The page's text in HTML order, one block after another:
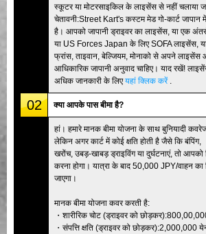
टोक्यो शिबुया एनेक्स
टोक्यो असाकुसा
ओकिनावा
स्कूटर या मोटरसाइकिल के लाइसेंस से नहीं चलाया
चेतावनी:Street Kart's कस्टम मेड गो-कार्ट जापान
है। आपको जापानी ड्राइवर का लाइसेंस, या एक
या US Forces Japan के लिए SOFA लाइसेंस, या
फ्रांस, ताइवान, बेल्जियम, मोनाको से अपने
आधिकारिक जापानी अनुवाद चाहिए। याद रखें!
अधिक जानकारी के लिएयहां क्लिक करें.
02 क्या आपके पास बीमा है?
हां। हमारे मानक बीमा योजना के साथ बुनियादी
लेकिन अगर कार्ट में कोई क्षति होती है जैसे कि बंपिंग,
खरोंच, उबड़-खाबड़ ड्राइविंग या दुर्घटनाएं, तो
करना होगा। यात्रा के बाद 50,000 JPY/वाहन का
जाएगा।
मानक बीमा योजना कवर करती है:
・शारीरिक चोट (ड्राइवर को
・संपत्ति क्षति (ड्राइवर को छोड़कर):2,000,000